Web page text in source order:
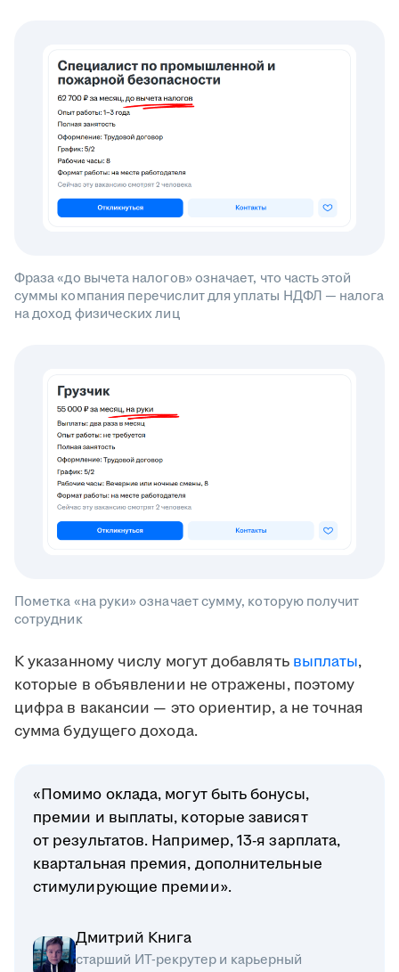
Фраза «до вычета налогов» означает, что часть этой
суммы компания перечислит для уплаты НДФЛ — налога
на доход физических лиц
Пометка «на руки» означает сумму, которую получит
сотрудник
К указанному числу могут добавлять выплаты,
которые в объявлении не отражены, поэтому
цифра в вакансии — это ориентир, а не точная
сумма будущего дохода.
«Помимо оклада, могут быть бонусы,
премии и выплаты, которые зависят
от результатов. Например, 13-я зарплата,
квартальная премия, дополнительные
стимулирующие премии».
Дмитрий Книга
старший ИТ-рекрутер и карьерный